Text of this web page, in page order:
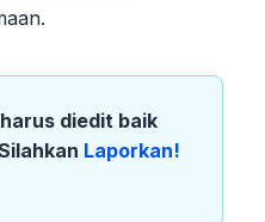
diedit baik
Laporkan!